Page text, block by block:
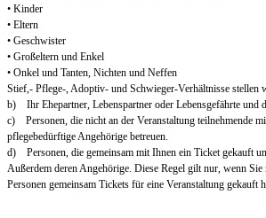
• Kinder
• Eltern
• Geschwister
• Großeltern und Enkel
• Onkel und Tanten, Nichten und Neffen
Stief,- Pflege-, Adoptiv- und Schwieger-Verhältnisse stellen
b) Ihr Ehepartner, Lebenspartner oder Lebensgefährte und
c) Personen, die nicht an der Veranstaltung teilnehmende
pflegebedürftige Angehörige betreuen.
d) Personen, die gemeinsam mit Ihnen ein Ticket gekauft
Außerdem deren Angehörige. Diese Regel gilt nur, wenn
Personen gemeinsam Tickets für eine Veranstaltung gekauft